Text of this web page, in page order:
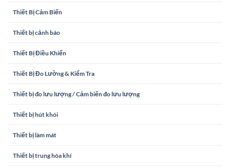
Thiết Bị Cảm Biến
Thiết bị cảnh báo
Thiết Bị Điều Khiển
Thiết Bị Đo Lường & Kiểm Tra
Thiết bị đo lưu lượng / Cảm biến đo lưu lượng
Thiết bị hút khói
Thiết bị làm mát
Thiết bị trung hòa khí